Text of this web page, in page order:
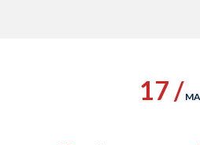
17 /